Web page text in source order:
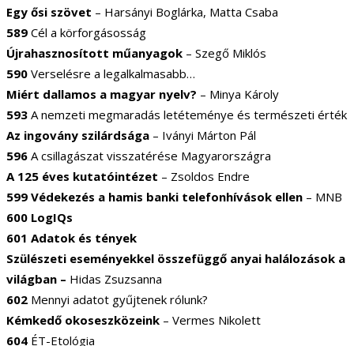
Egy ősi szövet – Harsányi Boglárka, Matta Csaba
589 Cél a körforgásosság
Újrahasznosított műanyagok – Szegő Miklós
590 Verselésre a legalkalmasabb…
Miért dallamos a magyar nyelv? – Minya Károly
593 A nemzeti megmaradás letéteménye és természeti érték
Az ingovány szilárdsága – Iványi Márton Pál
596 A csillagászat visszatérése Magyarországra
A 125 éves kutatóintézet – Zsoldos Endre
599 Védekezés a hamis banki telefonhívások ellen – MNB
600 LogIQs
601 Adatok és tények
Szülészeti eseményekkel összefüggő anyai halálozások a
világban – Hidas Zsuzsanna
602 Mennyi adatot gyűjtenek rólunk?
Kémkedő okoseszközeink – Vermes Nikolett
604 ÉT-Etológia